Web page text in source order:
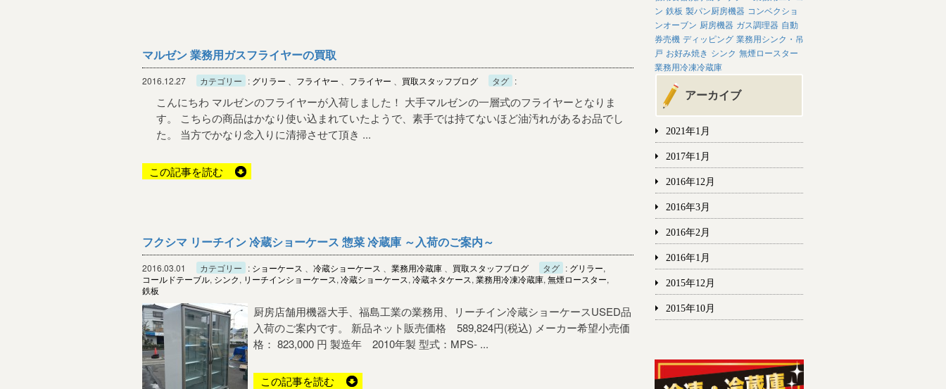
マルゼン 業務用ガスフライヤーの買取
2016.12.27 カテゴリー : グリラー フライヤー フライヤー 買取スタッフブログ タグ :
こんにちわ マルゼンのフライヤーが入荷しました！ 大手マルゼンの一層式のフライヤーとなりま
す。 こちらの商品はかなり使い込まれていたようで、素手では持てないほど油汚れがあるお品でし
た。 当方でかなり念入りに清掃させて頂き ...
この記事を読む
フクシマ リーチイン 冷蔵ショーケース 惣菜 冷蔵庫 ～入荷のご案内～
2016.03.01 カテゴリー : ショーケース 冷蔵ショーケース 業務用冷蔵庫 買取スタッフブログ タグ : グリラー,
コールドテーブル, シンク, リーチインショーケース, 冷蔵ショーケース, 冷蔵ネタケース, 業務用冷凍冷蔵庫, 無煙ロースター,
鉄板
厨房店舗用機器大手、福島工業の業務用、リーチイン冷蔵ショーケースUSED品
入荷のご案内です。 新品ネット販売価格 589,824円(税込) メーカー希望小売価
格： 823,000 円 製造年 2010年製 型式：MPS- ...
この記事を読む
ン 鉄板 製パン厨房機器 コンベクショ
ンオーブン 厨房機器 ガス調理器 自動
券売機 ディッピング 業務用シンク・吊
戸 お好み焼き シンク 無煙ロースター
業務用冷凍冷蔵庫
アーカイブ
2021年1月
2017年1月
2016年12月
2016年3月
2016年2月
2016年1月
2015年12月
2015年10月